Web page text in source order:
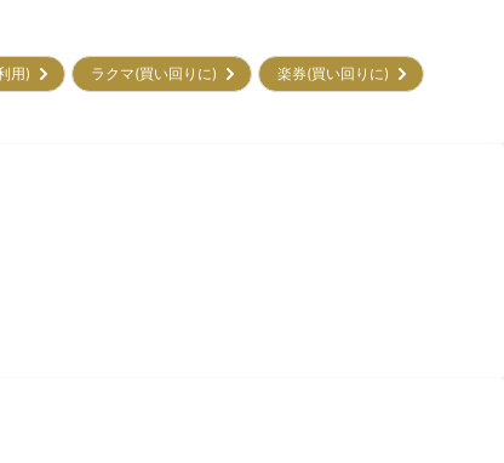
利用) ラクマ(買い回りに)
楽券(買い回りに)